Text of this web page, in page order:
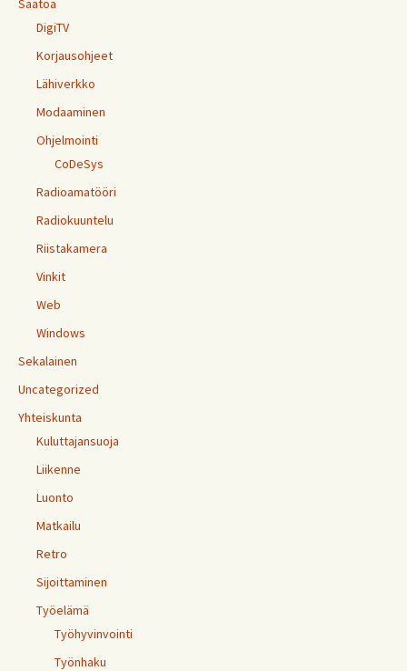
Säätöä
DigiTV
Korjausohjeet
Lähiverkko
Modaaminen
Ohjelmointi
CoDeSys
Radioamatööri
Radiokuuntelu
Riistakamera
Vinkit
Web
Windows
Sekalainen
Uncategorized
Yhteiskunta
Kuluttajansuoja
Liikenne
Luonto
Matkailu
Retro
Sijoittaminen
Työelämä
Työhyvinvointi
Työnhaku